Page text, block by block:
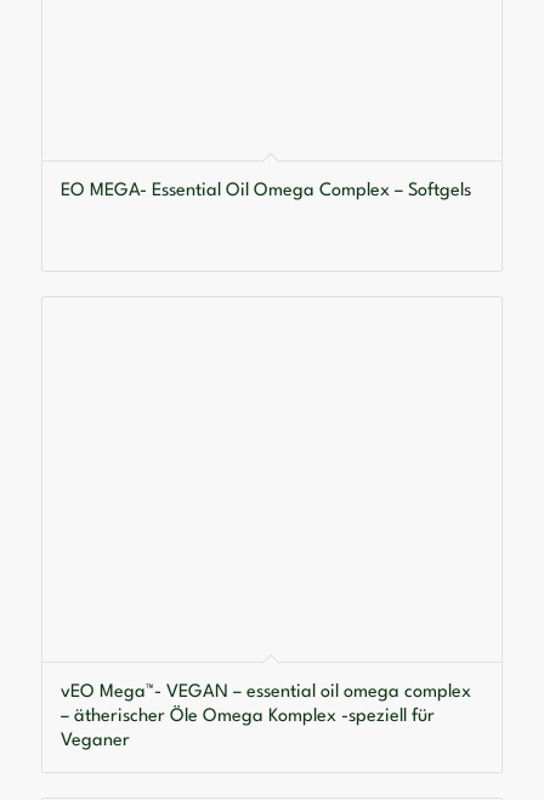
EO MEGA- Essential Oil Omega Complex – Softgels
vEO Mega™- VEGAN – essential oil omega complex
– ätherischer Öle Omega Komplex -speziell für
Veganer